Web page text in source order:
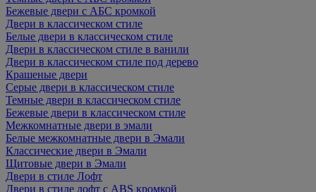
Бежевые двери с АБС кромкой
Двери в классическом стиле
Белые двери в классическом стиле
Двери в классическом стиле в ванили
Двери в классическом стиле под дерево
Крашеные двери
Серые двери в классическом стиле
Темные двери в классическом стиле
Бежевые двери в классическом стиле
Межкомнатные двери в эмали
Белые межкомнатные двери в Эмали
Классические двери в Эмали
Щитовые двери в Эмали
Двери в стиле Лофт
Двери в стиле лофт с ABS кромкой